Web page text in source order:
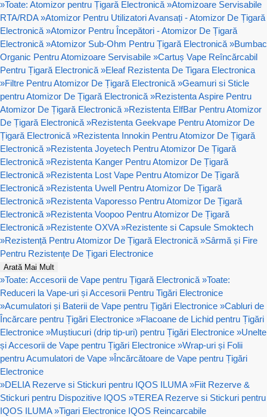
»Toate: Atomizor pentru Țigară Electronică »Atomizoare Servisabile
RTA/RDA »Atomizor Pentru Utilizatori Avansați - Atomizor De Țigară
Electronică »Atomizor Pentru Începători - Atomizor De Țigară
Electronică »Atomizor Sub-Ohm Pentru Țigară Electronică »Bumbac
Organic Pentru Atomizoare Servisabile »Cartuș Vape Reîncărcabil
Pentru Țigară Electronică »Eleaf Rezistenta De Tigara Electronica
»Filtre Pentru Atomizor De Țigară Electronică »Geamuri si Sticle
pentru Atomizor De Țigară Electronică »Rezistenta Aspire Pentru
Atomizor De Țigară Electronică »Rezistenta ElfBar Pentru Atomizor
De Țigară Electronică »Rezistenta Geekvape Pentru Atomizor De
Țigară Electronică »Rezistenta Innokin Pentru Atomizor De Țigară
Electronică »Rezistenta Joyetech Pentru Atomizor De Țigară
Electronică »Rezistenta Kanger Pentru Atomizor De Țigară
Electronică »Rezistenta Lost Vape Pentru Atomizor De Țigară
Electronică »Rezistenta Uwell Pentru Atomizor De Țigară
Electronică »Rezistenta Vaporesso Pentru Atomizor De Țigară
Electronică »Rezistenta Voopoo Pentru Atomizor De Țigară
Electronică »Rezistente OXVA »Rezistente si Capsule Smoktech
»Rezistență Pentru Atomizor De Țigară Electronică »Sârmă și Fire
Pentru Rezistențe De Țigari Electronice
Arată Mai Mult
»Toate: Accesorii de Vape pentru Țigară Electronică »Toate:
Reduceri la Vape-uri și Accesorii Pentru Tigări Electronice
»Acumulatori și Baterii de Vape pentru Țigări Electronice »Cabluri de
Încărcare pentru Țigări Electronice »Flacoane de Lichid pentru Țigări
Electronice »Muștiucuri (drip tip-uri) pentru Țigări Electronice »Unelte
și Accesorii de Vape pentru Țigări Electronice »Wrap-uri și Folii
pentru Acumulatori de Vape »Încărcătoare de Vape pentru Țigări
Electronice
»DELIA Rezerve si Stickuri pentru IQOS ILUMA »Fiit Rezerve &
Stickuri pentru Dispozitive IQOS »TEREA Rezerve si Stickuri pentru
IQOS ILUMA »Tigari Electronice IQOS Reincarcabile